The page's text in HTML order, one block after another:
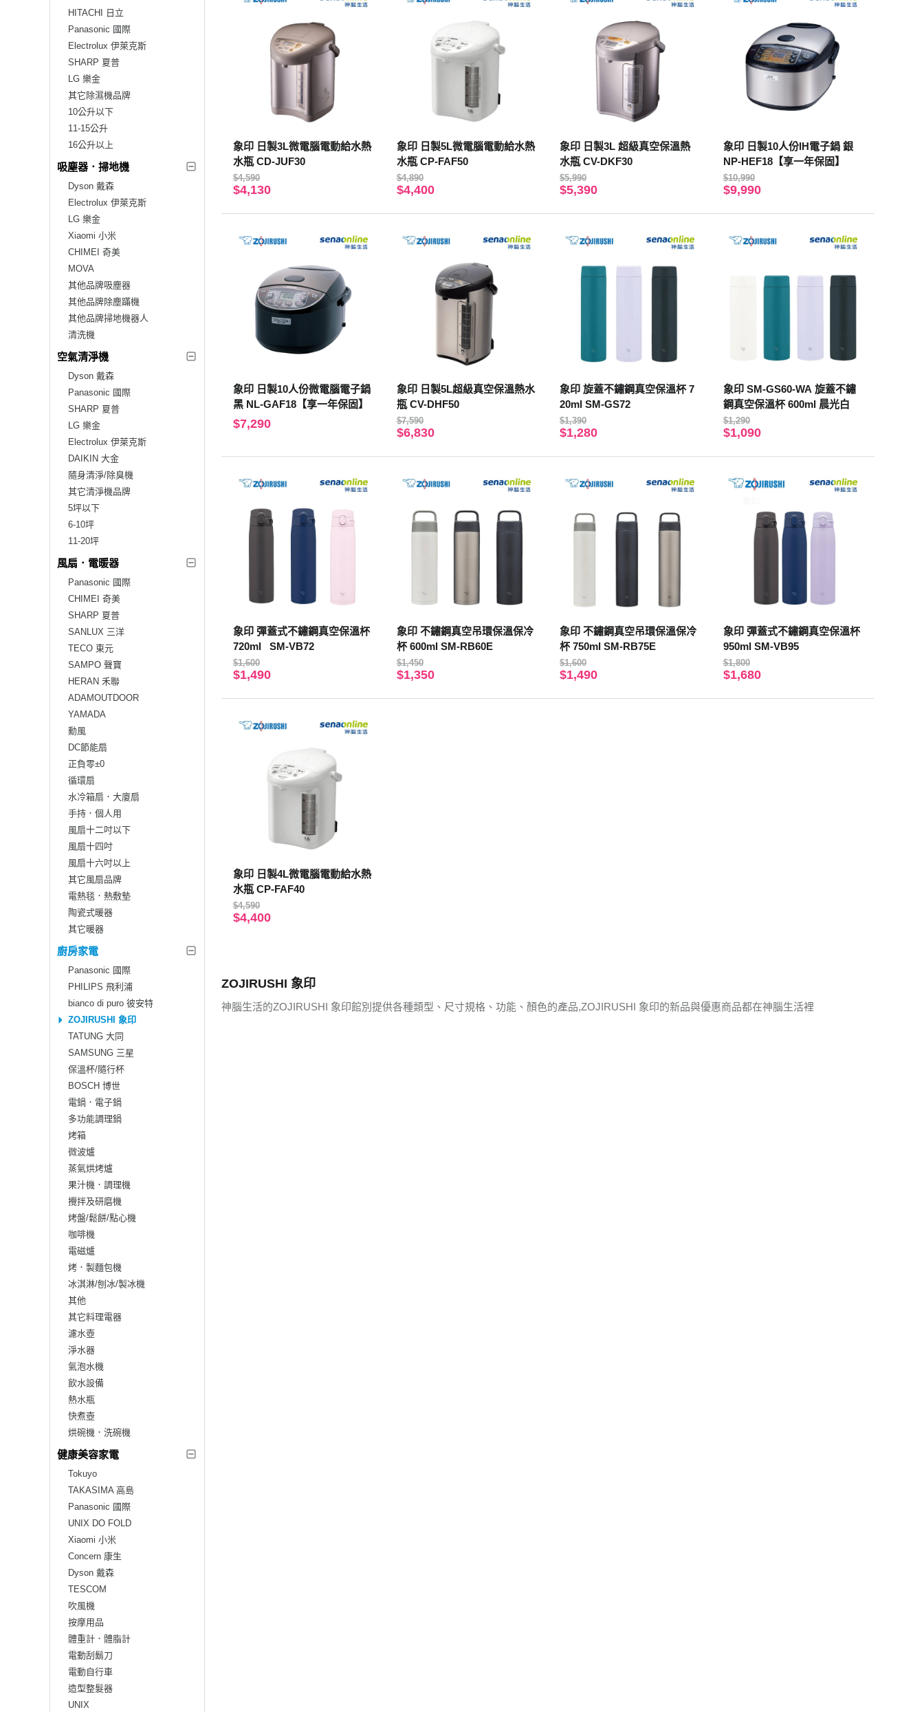
HITACHI 日立
Panasonic 國際
Electrolux 伊萊克斯
SHARP 夏普
LG 樂金
其它除濕機品牌
10公升以下
11-15公升
16公升以上
吸塵器．掃地機
Dyson 戴森
Electrolux 伊萊克斯
LG 樂金
Xiaomi 小米
CHIMEI 奇美
MOVA
其他品牌吸塵器
其他品牌除塵蹣機
其他品牌掃地機器人
清洗機
空氣清淨機
Dyson 戴森
Panasonic 國際
SHARP 夏普
LG 樂金
Electrolux 伊萊克斯
DAIKIN 大金
隨身清淨/除臭機
其它清淨機品牌
5坪以下
6-10坪
11-20坪
風扇．電暖器
Panasonic 國際
CHIMEI 奇美
SHARP 夏普
SANLUX 三洋
TECO 東元
SAMPO 聲寶
HERAN 禾聯
ADAMOUTDOOR
YAMADA
勳風
DC節能扇
正負零±0
循環扇
水冷箱扇．大廈扇
手持．個人用
風扇十二吋以下
風扇十四吋
風扇十六吋以上
其它風扇品牌
電熱毯．熱敷墊
陶瓷式暖器
其它暖器
廚房家電
Panasonic 國際
PHILIPS 飛利浦
bianco di puro 彼安特
ZOJIRUSHI 象印
TATUNG 大同
SAMSUNG 三星
保溫杯/隨行杯
BOSCH 博世
電鍋．電子鍋
多功能調理鍋
烤箱
微波爐
蒸氣烘烤爐
果汁機．調理機
攪拌及研磨機
烤盤/鬆餅/點心機
咖啡機
電磁爐
烤．製麵包機
冰淇淋/刨冰/製冰機
其他
其它料理電器
濾水壺
淨水器
氣泡水機
飲水設備
熱水瓶
快煮壺
烘碗機．洗碗機
健康美容家電
Tokuyo
TAKASIMA 高島
Panasonic 國際
UNIX DO FOLD
Xiaomi 小米
Concern 康生
Dyson 戴森
TESCOM
吹風機
按摩用品
體重計．體脂計
電動刮鬍刀
電動自行車
造型整髮器
UNIX
象印 日製3L微電腦電動給水熱
水瓶 CD-JUF30
$4,590
$4,130
象印 日製5L微電腦電動給水熱
水瓶 CP-FAF50
$4,890
$4,400
象印 日製3L 超級真空保溫熱
水瓶 CV-DKF30
$5,990
$5,390
象印 日製10人份IH電子鍋 銀
NP-HEF18【享一年保固】
$10,990
$9,990
象印 日製10人份微電腦電子鍋
黑 NL-GAF18【享一年保固】
$7,290
象印 日製5L超級真空保溫熱水
瓶 CV-DHF50
$7,590
$6,830
象印 旋蓋不鏽鋼真空保溫杯 7
20ml SM-GS72
$1,390
$1,280
象印 SM-GS60-WA 旋蓋不鏽
鋼真空保溫杯 600ml 晨光白
$1,290
$1,090
象印 彈蓋式不鏽鋼真空保溫杯
720ml SM-VB72
$1,600
$1,490
象印 不鏽鋼真空吊環保溫保冷
杯 600ml SM-RB60E
$1,450
$1,350
象印 不鏽鋼真空吊環保溫保冷
杯 750ml SM-RB75E
$1,600
$1,490
象印 彈蓋式不鏽鋼真空保溫杯
950ml SM-VB95
$1,800
$1,680
象印 日製4L微電腦電動給水熱
水瓶 CP-FAF40
$4,590
$4,400
ZOJIRUSHI 象印
神腦生活的ZOJIRUSHI 象印館別提供各種類型、尺寸規格、功能、顏色的產品,ZOJIRUSHI 象印的新品與優惠商品都在神腦生活裡